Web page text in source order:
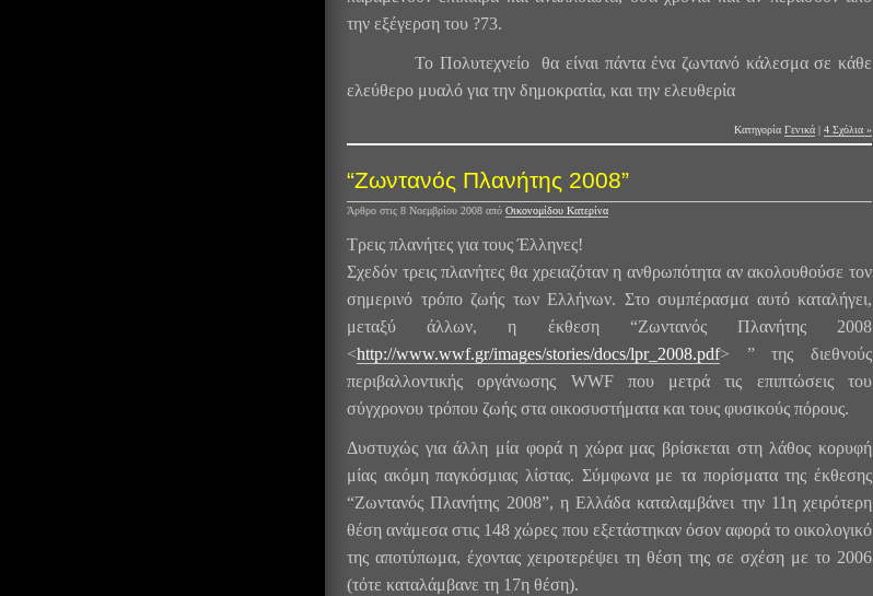
την εξέγερση του ?73.
Το Πολυτεχνείο θα είναι πάντα ένα ζωντανό κάλεσμα σε κάθε
ελεύθερο μυαλό για την δημοκρατία, και την ελευθερία
Κατηγορία Γενικά | 4 Σχόλια »
“Ζωντανός Πλανήτης 2008”
Άρθρο στις 8 Νοεμβρίου 2008 από Οικονομίδου Κατερίνα
Τρεις πλανήτες για τους Έλληνες!
Σχεδόν τρεις πλανήτες θα χρειαζόταν η ανθρωπότητα αν ακολουθούσε τον
σημερινό τρόπο ζωής των Ελλήνων. Στο συμπέρασμα αυτό καταλήγει,
μεταξύ άλλων, η έκθεση “Ζωντανός Πλανήτης 2008
<http://www.wwf.gr/images/stories/docs/lpr_2008.pdf> ” της διεθνούς
περιβαλλοντικής οργάνωσης WWF που μετρά τις επιπτώσεις του
σύγχρονου τρόπου ζωής στα οικοσυστήματα και τους φυσικούς πόρους.
Δυστυχώς για άλλη μία φορά η χώρα μας βρίσκεται στη λάθος κορυφή
μίας ακόμη παγκόσμιας λίστας. Σύμφωνα με τα πορίσματα της έκθεσης
“Ζωντανός Πλανήτης 2008”, η Ελλάδα καταλαμβάνει την 11η χειρότερη
θέση ανάμεσα στις 148 χώρες που εξετάστηκαν όσον αφορά το οικολογικό
της αποτύπωμα, έχοντας χειροτερέψει τη θέση της σε σχέση με το 2006
(τότε καταλάμβανε τη 17η θέση).